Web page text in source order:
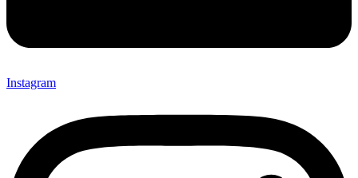
Instagram